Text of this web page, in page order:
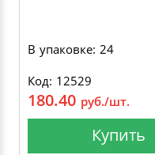
В упаковке: 24
Код: 12529
180.40 руб./шт.
Купить